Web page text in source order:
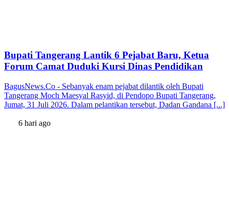
Bupati Tangerang Lantik 6 Pejabat Baru, Ketua
Forum Camat Duduki Kursi Dinas Pendidikan
BagusNews.Co - Sebanyak enam pejabat dilantik oleh Bupati
Tangerang Moch Maesyal Rasyid, di Pendopo Bupati Tangerang,
Jumat, 31 Juli 2026. Dalam pelantikan tersebut, Dadan Gandana [...]
6 hari ago